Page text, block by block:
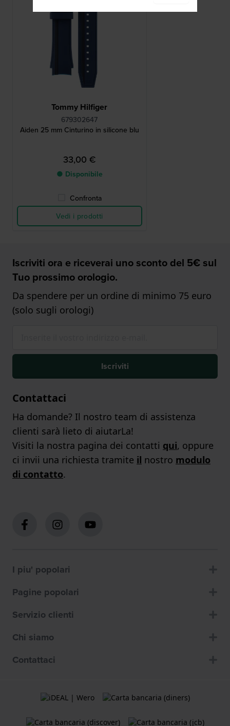
Tommy Hilfiger
679302647
Aiden 25 mm Cinturino in silicone blu
33,00 €
● Disponibile
Confronta
Vedi i prodotti
Iscriviti ora e riceverai uno sconto del 5€ sul
Tuo prossimo orologio.
Da spendere per un ordine di minimo 75 euro
(solo sugli orologi)
Iscriviti
Contattaci
Ha domande? Il nostro team di assistenza
clienti sarà lieto di aiutarLa!
Visiti la nostra pagina dei contatti qui, oppure
ci invii una richiesta tramite il nostro modulo
di contatto.
I piu' popolari
Pagine popolari
Servizio clienti
Chi siamo
Contattaci